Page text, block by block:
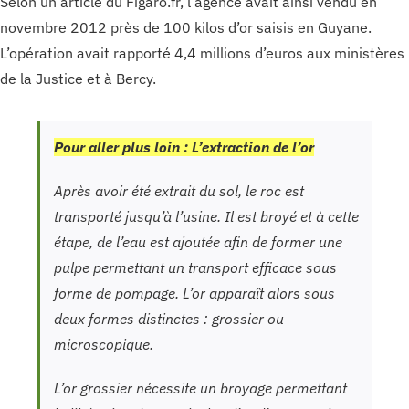
novembre 2012 près de 100 kilos d’or saisis en Guyane.
L’opération avait rapporté 4,4 millions d’euros aux ministères
de la Justice et à Bercy.
Pour aller plus loin : L’extraction de l’or
Après avoir été extrait du sol, le roc est
transporté jusqu’à l’usine. Il est broyé et à cette
étape, de l’eau est ajoutée afin de former une
pulpe permettant un transport efficace sous
forme de pompage. L’or apparaît alors sous
deux formes distinctes : grossier ou
microscopique.
L’or grossier nécessite un broyage permettant